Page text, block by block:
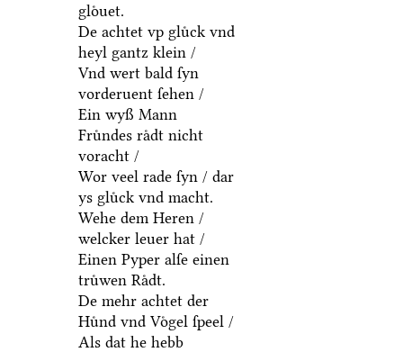
gloͤuet.
De achtet vp gluͤck vnd
heyl gantz klein /
Vnd wert bald ſyn
vorderuent ſehen /
Ein wyß Mann
Fruͤndes raͤdt nicht
voracht /
Wor veel rade ſyn / dar
ys gluͤck vnd macht.
Wehe dem Heren /
welcker leuer hat /
Einen Pyper alſe einen
truͤwen Raͤdt.
De mehr achtet der
Huͤnd vnd Voͤgel ſpeel /
Als dat he hebb